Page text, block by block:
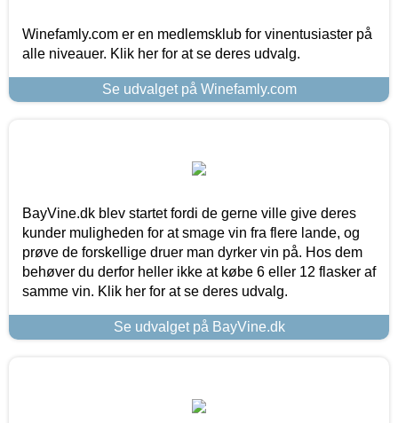
Winefamly.com er en medlemsklub for vinentusiaster på
alle niveauer. Klik her for at se deres udvalg.
Se udvalget på Winefamly.com
BayVine.dk blev startet fordi de gerne ville give deres
kunder muligheden for at smage vin fra flere lande, og
prøve de forskellige druer man dyrker vin på. Hos dem
behøver du derfor heller ikke at købe 6 eller 12 flasker af
samme vin. Klik her for at se deres udvalg.
Se udvalget på BayVine.dk